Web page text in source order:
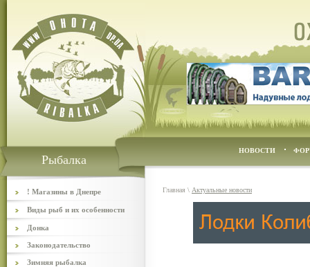
Рыбалка
НОВОСТИ
! Магазины в Днепре
Виды рыб и их особенности
Донка
Законодательство
Зимняя рыбалка
Главная \ Актуальные новости